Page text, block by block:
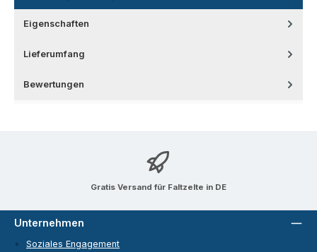
Eigenschaften
Lieferumfang
Bewertungen
Gratis Versand für Faltzelte in DE
Unternehmen
Soziales Engagement